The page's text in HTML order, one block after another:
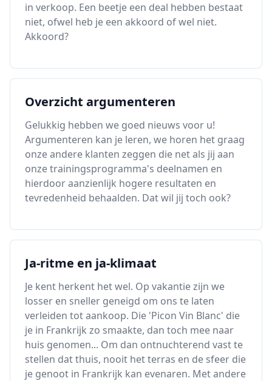
in verkoop. Een beetje een deal hebben bestaat
niet, ofwel heb je een akkoord of wel niet.
Akkoord?
Overzicht argumenteren
Gelukkig hebben we goed nieuws voor u!
Argumenteren kan je leren, we horen het graag
onze andere klanten zeggen die net als jij aan
onze trainingsprogramma's deelnamen en
hierdoor aanzienlijk hogere resultaten en
tevredenheid behaalden. Dat wil jij toch ook?
Ja-ritme en ja-klimaat
Je kent herkent het wel. Op vakantie zijn we
losser en sneller geneigd om ons te laten
verleiden tot aankoop. Die 'Picon Vin Blanc' die
je in Frankrijk zo smaakte, dan toch mee naar
huis genomen... Om dan ontnuchterend vast te
stellen dat thuis, nooit het terras en de sfeer die
je genoot in Frankrijk kan evenaren. Met andere